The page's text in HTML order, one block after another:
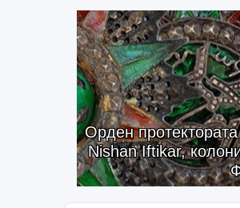
Орден
Nishan Iftikar,